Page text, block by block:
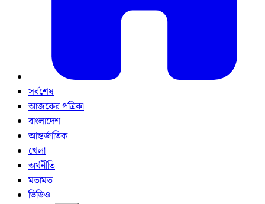
সর্বশেষ
আজকের পত্রিকা
বাংলাদেশ
আন্তর্জাতিক
খেলা
অর্থনীতি
মতামত
ভিডিও